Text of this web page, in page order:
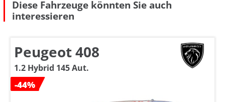
Diese Fahrzeuge könnten Sie auch
interessieren
Peugeot 408
1.2 Hybrid 145 Aut.
-44%